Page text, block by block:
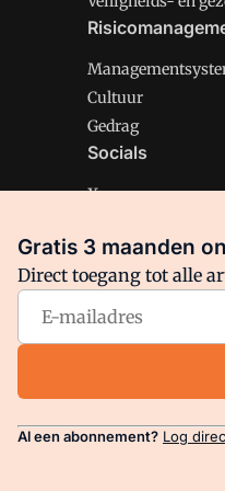
Cultuur
Gedrag
Socials
X
Facebook
Arbo is onderdeel
Gratis 3 maanden
Direct toegang tot alle
Al een abonnement? Log